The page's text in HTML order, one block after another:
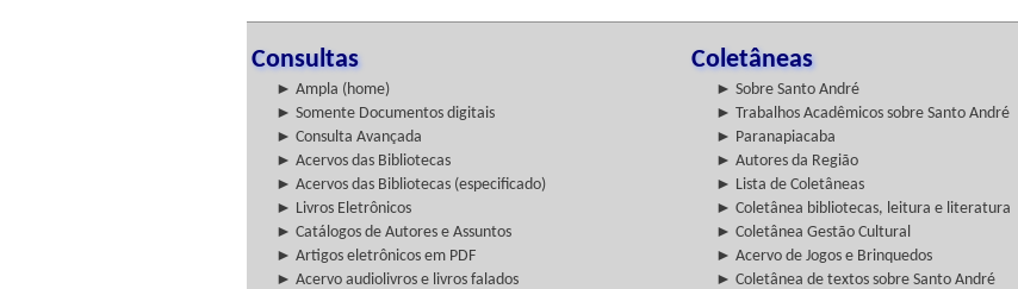
Consultas Coletâneas
► Ampla (home) ► Sobre Santo André
► Somente Documentos digitais
► Trabalhos Acadêmicos sobre Santo André
► Consulta Avançada
► Paranapiacaba
► Acervos das Bibliotecas
► Autores da Região
► Acervos das Bibliotecas (especificado)
► Lista de Coletâneas
► Livros Eletrônicos
► Coletânea bibliotecas, leitura e literatura
► Catálogos de Autores e Assuntos
► Coletânea Gestão Cultural
► Artigos eletrônicos em PDF
► Acervo de Jogos e Brinquedos
► Acervo audiolivros e livros falados
► Coletânea de textos sobre Santo André